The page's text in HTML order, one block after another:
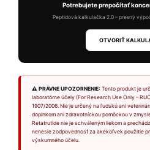
Potrebujete prepočítať
Peptidová kalkulačka 2.0 – presný
OTVORIŤ
⚠ PRÁVNE UPOZORNENIE: Tento produkt je
laboratórne účely (For Research Use Only –
1907/2006. Nie je určený na ľudskú ani
doplnkom ani zdravotníckou pomôckou v
Retatrutide nie je schváleným liekom a
nenesie zodpovednosť za akékoľvek použitie
výskumného účelu.